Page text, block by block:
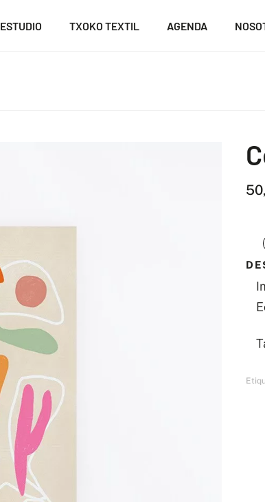
ESTUDIO TXOKO TEXTIL AGENDA